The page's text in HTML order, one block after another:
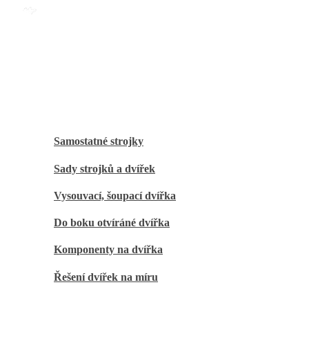
Samostatné strojky
Sady strojků a dvířek
Vysouvací, šoupací dvířka
Do boku otvíráné dvířka
Komponenty na dvířka
Řešení dvířek na míru